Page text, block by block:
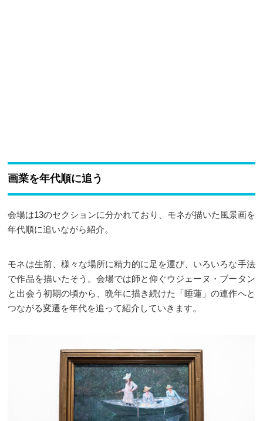
画業を年代順に追う
会場は13のセクションに分かれており、モネが描いた風景画を
年代順に追いながら紹介。
モネは生前、様々な場所に精力的に足を運び、いろいろな手法
で作品を描いたそう。会場では師と仰ぐウジェーヌ・ブータン
と出会う初期の頃から、晩年に描き続けた「睡蓮」の連作へと
つながる変遷を年代を追って紹介していきます。